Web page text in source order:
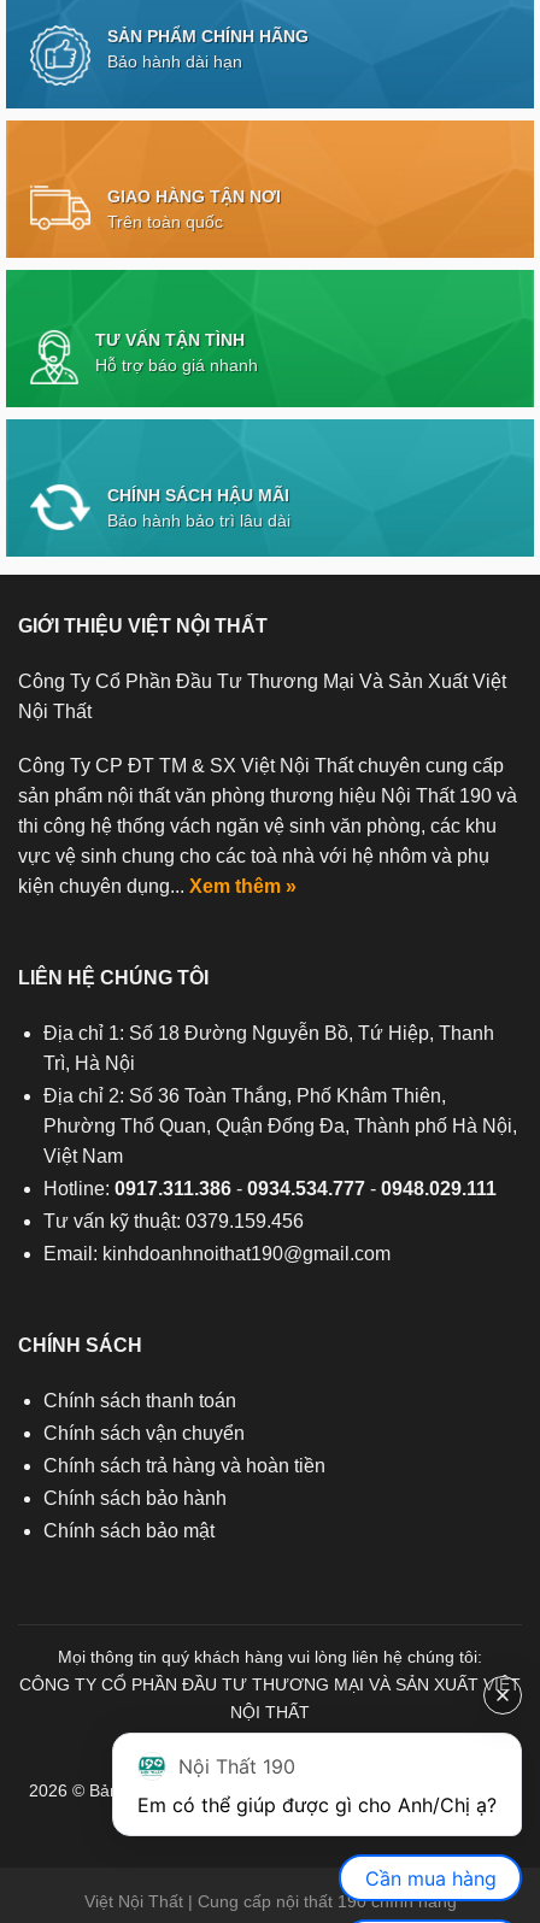
SẢN PHẨM CHÍNH HÃNG
Bảo hành dài hạn
GIAO HÀNG TẬN NƠI
Trên toàn quốc
TƯ VẤN TẬN TÌNH
Hỗ trợ báo giá nhanh
CHÍNH SÁCH HẬU MÃI
Bảo hành bảo trì lâu dài
GIỚI THIỆU VIỆT NỘI THẤT
Công Ty Cổ Phần Đầu Tư Thương Mại Và Sản Xuất Việt
Nội Thất
Công Ty CP ĐT TM & SX Việt Nội Thất chuyên cung cấp
sản phẩm nội thất văn phòng thương hiệu Nội Thất 190 và
thi công hệ thống vách ngăn vệ sinh văn phòng, các khu
vực vệ sinh chung cho các toà nhà với hệ nhôm và phụ
kiện chuyên dụng... Xem thêm »
LIÊN HỆ CHÚNG TÔI
Địa chỉ 1: Số 18 Đường Nguyễn Bồ, Tứ Hiệp, Thanh
Trì, Hà Nội
Địa chỉ 2: Số 36 Toàn Thắng, Phố Khâm Thiên,
Phường Thổ Quan, Quận Đống Đa, Thành phố Hà Nội,
Việt Nam
Hotline: 0917.311.386- 0934.534.777- 0948.029.111
Tư vấn kỹ thuật: 0379.159.456
Email: kinhdoanhnoithat190@gmail.com
CHÍNH SÁCH
Chính sách thanh toán
Chính sách vận chuyển
Chính sách trả hàng và hoàn tiền
Chính sách bảo hành
Chính sách bảo mật
Mọi thông tin quý khách hàng vui lòng liên hệ chúng tôi:
CÔNG TY CỔ PHẦN ĐẦU TƯ THƯƠNG MẠI VÀ SẢN XUẤT VIỆT
NỘI THẤT
Mã số Thuế: 0103671313
2026 © Bản quyền thuộc về Nội Thất 190. Mọi quyền được bảo
lưu.
Việt Nội Thất | Cung cấp nội thất 190 chính hãng
Nội Thất 190
Cần mua hàng